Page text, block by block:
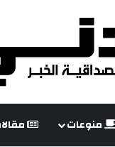
منوعات